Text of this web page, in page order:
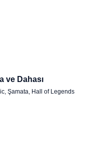
ve Dahası
Şamata, Hall of Legends